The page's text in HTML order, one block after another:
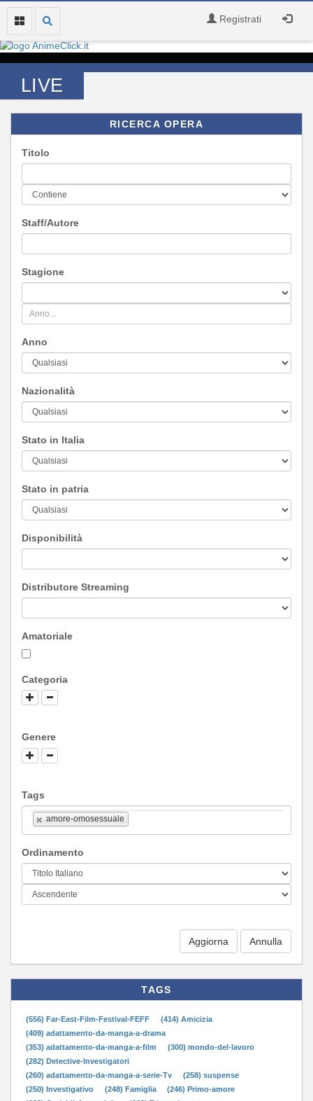
Registrati
LIVE
RICERCA OPERA
Titolo
Staff/Autore
Stagione
Anno
Nazionalità
Stato in Italia
Stato in patria
Disponibilità
Distributore Streaming
Amatoriale
Categoria
Genere
Tags
amore-omosessuale
Ordinamento
Aggiorna
TAGS
(556) Far-East-Film-Festival-FEFF
(414) Amicizia
(409) adattamento-da-manga-a-drama
(353) adattamento-da-manga-a-film
(300) mondo-del-lavoro
(282) Detective-Investigatori
(260) adattamento-da-manga-a-serie-Tv
(258) suspense
(250) Investigativo
(248) Famiglia
(246) Primo-amore